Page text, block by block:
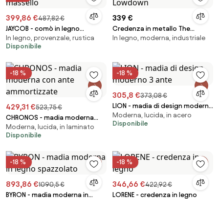
399,86 €487,82 €
JAYCOB - comò in legno
massello
In legno, provenzale, rustica
Disponibile
339 €
Credenza in metallo The
Lowdown
In legno, moderna, industriale
-18 %
429,31 €523,75 €
CHRONOS - madia moderna
con ante ammortizzate
Moderna, lucida, in laminato
Disponibile
-18 %
305,8 €373,08 €
LION - madia di design moderno
3 ante
Moderna, lucida, in acero
Disponibile
-18 %
893,86 €1090,5 €
BYRON - madia moderna in
-18 %
346,66 €422,92 €
LORENE - credenza in legno